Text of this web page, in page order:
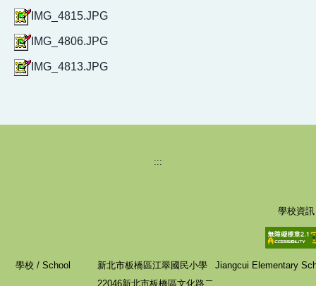
IMG_4815.JPG
IMG_4806.JPG
IMG_4813.JPG
:::
學校資訊
學校 / School 新北市板橋區江翠國民小學
Jiangcui Elementary
22046新北市板橋區文化路二